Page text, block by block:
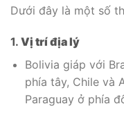
Dưới đây là một số
1. Vị trí địa lý
Bolivia giáp với
phía tây, Chile và
Paraguay ở phía